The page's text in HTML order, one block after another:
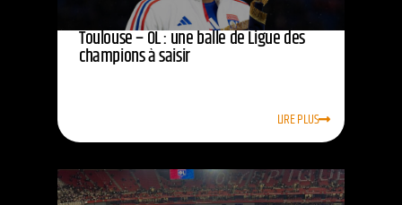
Toulouse – OL : une balle de Ligue des
champions à saisir
LIRE PLUS